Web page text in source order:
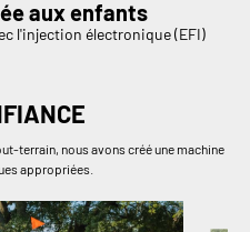
aux enfants
l'injection électronique (EFI)
terrain, nous avons créé une machine
appropriées.